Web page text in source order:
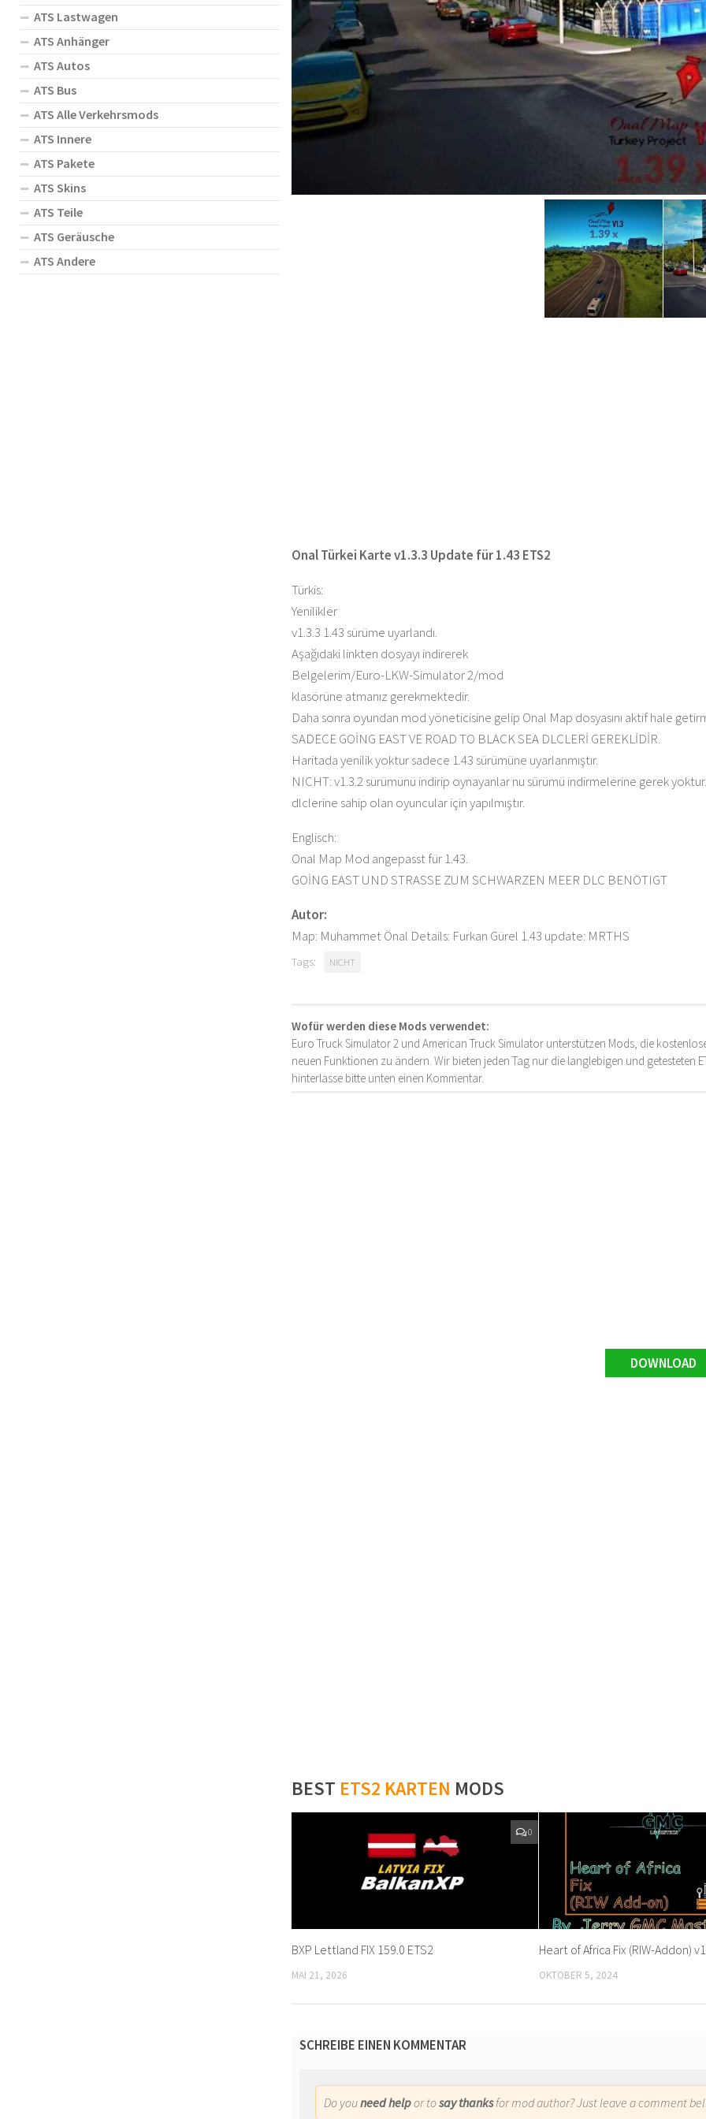
Onal Türkei Karte v1.3.3 Update für 1.43 ETS2
Türkis:
Yenilikler
v1.3.3 1.43 sürüme uyarlandı.
Aşağıdaki linkten dosyayı indirerek
Belgelerim/Euro-LKW-Simulator 2/mod
klasörüne atmanız gerekmektedir.
Daha sonra oyundan mod yöneticisine gelip Onal Map dosyasını aktif hale
SADECE GOİNG EAST VE ROAD TO BLACK SEA DLCLERİ GEREKLİDİR.
Haritada yenilik yoktur sadece 1.43 sürümüne uyarlanmıştır.
NICHT: v1.3.2 sürümünü indirip oynayanlar nu sürümü indirmelerine gerek
dlclerine sahip olan oyuncular için yapılmıştır.
Englisch:
Onal Map Mod angepasst für 1.43.
GOİNG EAST UND STRASSE ZUM SCHWARZEN MEER DLC BENÖTIGT
Autor:
Map: Muhammet Önal Details: Furkan Gürel 1.43 update: MRTHS
Tags: NICHT
Wofür werden diese Mods verwendet:
Euro Truck Simulator 2 und American Truck Simulator unterstützen Mods, die
neuen Funktionen zu ändern. Wir bieten jeden Tag nur die langlebigen und getesteten
hinterlasse bitte unten einen Kommentar.
DOWNLOAD
BEST ETS2 KARTEN MODS
0
BXP Lettland FIX 159.0 ETS2
MAI 21, 2026
Heart of Africa Fix (RIW-Addon)
OKTOBER 5, 2024
SCHREIBE EINEN KOMMENTAR
Do youneed helpor tosay thanksfor mod author? Just leave a comment
ATS Lastwagen
ATS Anhänger
ATS Autos
ATS Bus
ATS Alle Verkehrsmods
ATS Innere
ATS Pakete
ATS Skins
ATS Teile
ATS Geräusche
ATS Andere